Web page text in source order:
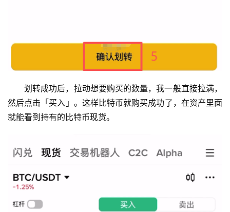
划转成功后，拉动想要购买的数量，我一般直接拉满，
然后点击「买入」。这样比特币就购买成功了，在资产里面
就能看到持有的比特币现货。